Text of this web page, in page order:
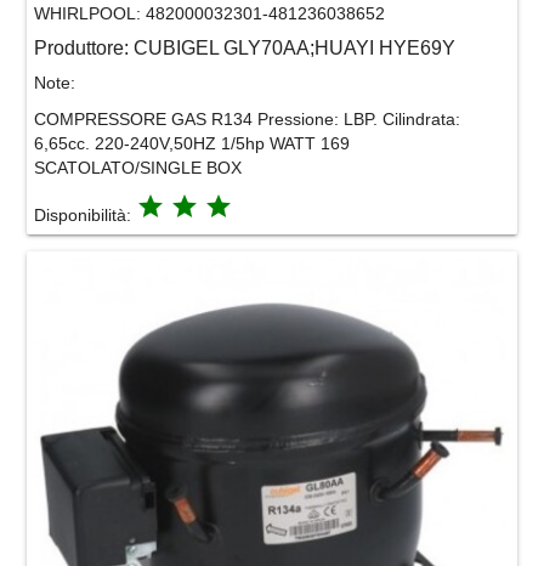
WHIRLPOOL: 482000032301-481236038652
Produttore: CUBIGEL GLY70AA;HUAYI HYE69Y
Note:
COMPRESSORE GAS R134 Pressione: LBP. Cilindrata:
6,65cc. 220-240V,50HZ 1/5hp WATT 169
SCATOLATO/SINGLE BOX
Disponibilità: grade grade grade